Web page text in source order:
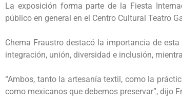
La exposición forma parte de la Fiesta
público en general en el Centro Cultural Teatro
Chema Fraustro destacó la importancia de
integración, unión, diversidad e inclusión,
“Ambos, tanto la artesanía textil, como la
como mexicanos que debemos preservar”, dijo